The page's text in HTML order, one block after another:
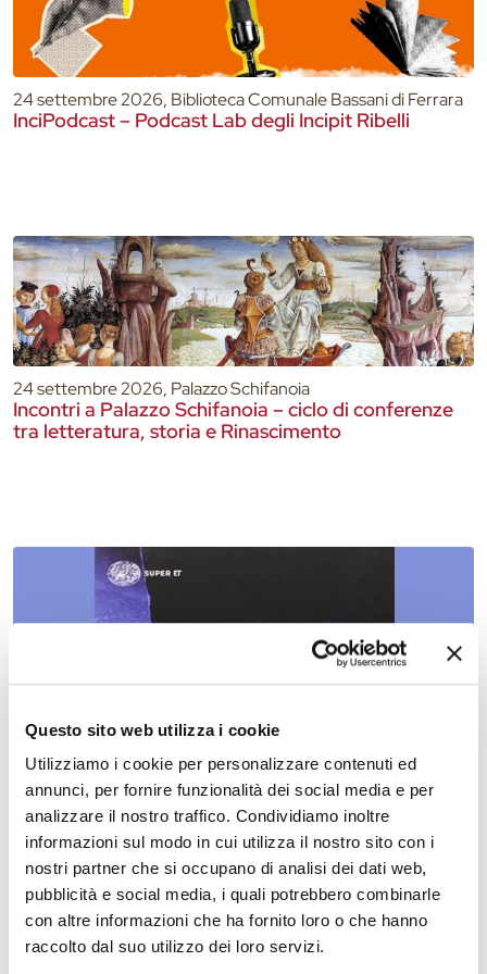
Questo sito web utilizza i cookie
Utilizziamo i cookie per personalizzare contenuti ed
annunci, per fornire funzionalità dei social media e per
analizzare il nostro traffico. Condividiamo inoltre
informazioni sul modo in cui utilizza il nostro sito con i
nostri partner che si occupano di analisi dei dati web,
pubblicità e social media, i quali potrebbero combinarle
con altre informazioni che ha fornito loro o che hanno
raccolto dal suo utilizzo dei loro servizi.
24 settembre 2026, Biblioteca Comunale Bassani di Ferrara
InciPodcast – Podcast Lab degli Incipit Ribelli
24 settembre 2026, Palazzo Schifanoia
Incontri a Palazzo Schifanoia – ciclo di conferenze
tra letteratura, storia e Rinascimento
La trilogia di Adamsberg di Fred Vargas